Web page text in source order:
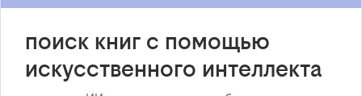
поиск книг с помощью
искусственного интеллекта